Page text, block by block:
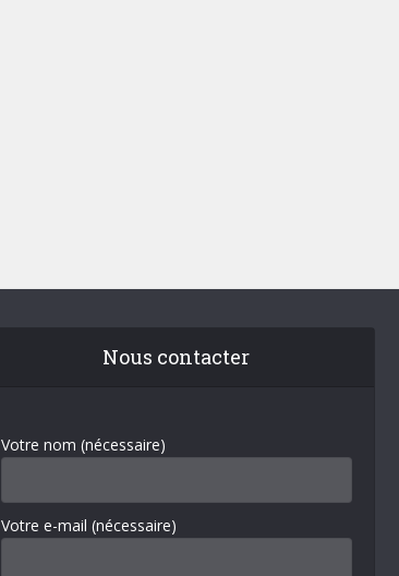
Nous contacter
Votre nom (nécessaire)
Votre e-mail (nécessaire)